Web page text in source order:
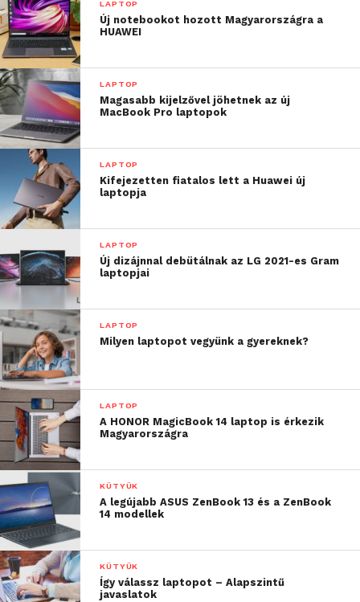
közvetített képben mindig középen tartja. A
ViewPort AV 100 akár másodpercenként 30 kockányi
kiváló minőségű videót közvetít a feldolgozó
alkalmazástól és az internet kapcsolat sebességétől
függően.
Elérhetőség
A Logitech ViewPort AV 100 eleinte csak megoldás-
szolgáltatóknak, kiemelt forgalmazóknak, és
rendszerfejlesztőknek lesz hozzáférhető. Később
ezeken a rendszerintegrátor csatornákon át üzleti
megoldásokként forgalmazzák majd. A Logitech
hardverhez két éves, korlátozott gyártói garancia jár.
A termék Magyarországon egyenlőre nem kerül
forgalmazásba.
LAPTOP
Új notebookot hozott Magyarországra a
HUAWEI
LAPTOP
Magasabb kijelzővel jöhetnek az új
MacBook Pro laptopok
LAPTOP
Kifejezetten fiatalos lett a Huawei új
laptopja
LAPTOP
Új dizájnnal debütálnak az LG 2021-es Gram
laptopjai
LAPTOP
Milyen laptopot vegyünk a gyereknek?
LAPTOP
A HONOR MagicBook 14 laptop is érkezik
Magyarországra
KÜTYÜK
A legújabb ASUS ZenBook 13 és a ZenBook
14 modellek
KÜTYÜK
Így válassz laptopot – Alapszintű
javaslatok